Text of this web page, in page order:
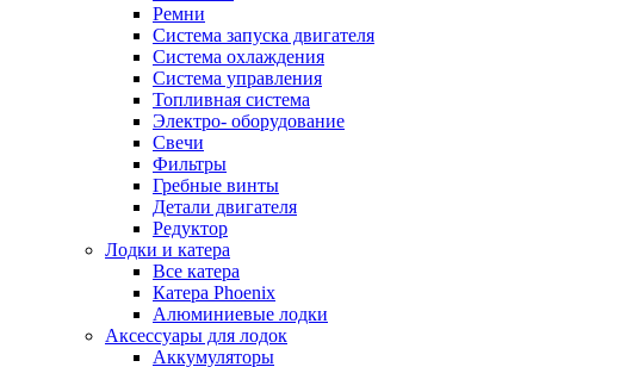
Ремни
Система запуска двигателя
Система охлаждения
Система управления
Топливная система
Электро- оборудование
Свечи
Фильтры
Гребные винты
Детали двигателя
Редуктор
Лодки и катера
Все катера
Катера Phoenix
Алюминиевые лодки
Аксессуары для лодок
Аккумуляторы